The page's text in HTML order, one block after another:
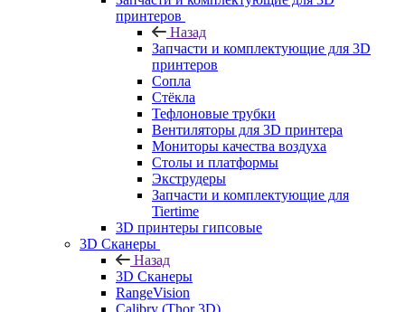
принтеров
Назад
Запчасти и комплектующие для 3D
принтеров
Сопла
Cтёкла
Тефлоновые трубки
Вентиляторы для 3D принтера
Мониторы качества воздуха
Столы и платформы
Экструдеры
Запчасти и комплектующие для
Tiertime
3D принтеры гипсовые
3D Сканеры
Назад
3D Сканеры
RangeVision
Calibry (Thor 3D)